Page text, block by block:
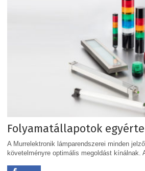
Folyamatállapotok
A Murrelektronik lámparendszerei minden
követelményre optimális megoldást kínálnak.